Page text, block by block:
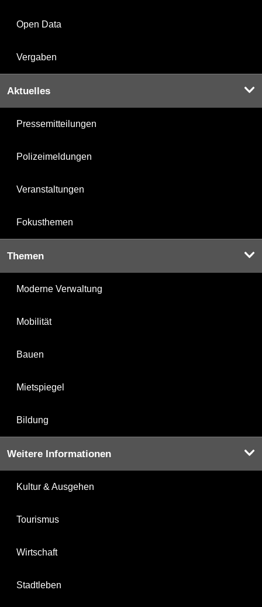
Open Data
Vergaben
Aktuelles
Pressemitteilungen
Polizeimeldungen
Veranstaltungen
Fokusthemen
Themen
Moderne Verwaltung
Mobilität
Bauen
Mietspiegel
Bildung
Weitere Informationen
Kultur & Ausgehen
Tourismus
Wirtschaft
Stadtleben